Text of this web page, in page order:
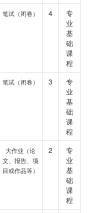
笔试（闭卷） 4
专
业
基
础
课
程
笔试（闭卷） 3
专
业
基
础
课
程
大作业（论
文、报告、项
目或作品等）
2
专
业
基
础
课
程